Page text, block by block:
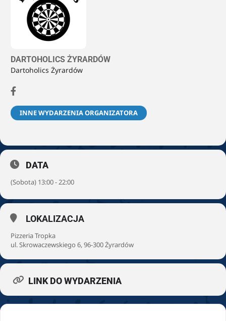
DARTOHOLICS ŻYRARDÓW
Dartoholics Żyrardów
INNE WYDARZENIA ORGANIZATORA
DATA
(Sobota) 13:00 - 22:00
LOKALIZACJA
Pizzeria Tropka
ul. Skrowaczewskiego 6, 96-300 Żyrardów
LINK DO WYDARZENIA